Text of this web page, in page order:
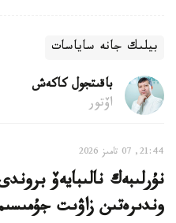
بيلىك جانە ساياسات
باقىتجول كاكەش
اۆتور
21:44, 07 تامىز 2026
نۇرلىبەك نالىبايەۆ
وندىرەتىن زاۋىت